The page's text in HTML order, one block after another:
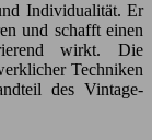
Individualität. Er
und schafft einen
wirkt. Die
Techniken
des Vintage-